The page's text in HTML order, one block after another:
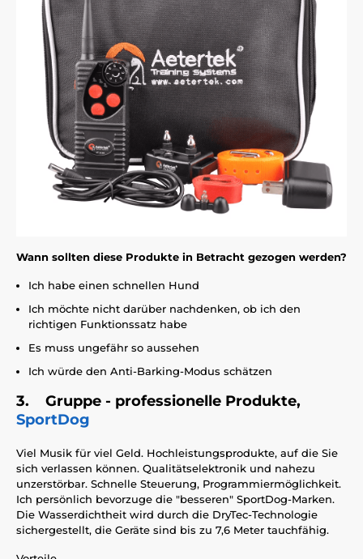
Wann sollten diese Produkte in Betracht gezogen werden?
Ich habe einen schnellen Hund
Ich möchte nicht darüber nachdenken, ob ich den
richtigen Funktionssatz habe
Es muss ungefähr so ​​aussehen
Ich würde den Anti-Barking-Modus schätzen
3. Gruppe - professionelle Produkte,
SportDog
Viel Musik für viel Geld. Hochleistungsprodukte, auf die Sie
sich verlassen können. Qualitätselektronik und nahezu
unzerstörbar. Schnelle Steuerung, Programmiermöglichkeit.
Ich persönlich bevorzuge die "besseren" SportDog-Marken.
Die Wasserdichtheit wird durch die DryTec-Technologie
sichergestellt, die Geräte sind bis zu 7,6 Meter tauchfähig.